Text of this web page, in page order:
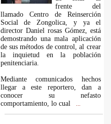
frente del
llamado Centro de Reinserción
Social de Zongolica, y ya el
director Daniel rosas Gómez, está
demostrando una mala aplicación
de sus métodos de control, al crear
la inquietud en la población
penitenciaria.
Mediante comunicados hechos
llegar a este reportero, dan a
conocer su nefasto
comportamiento, lo cual